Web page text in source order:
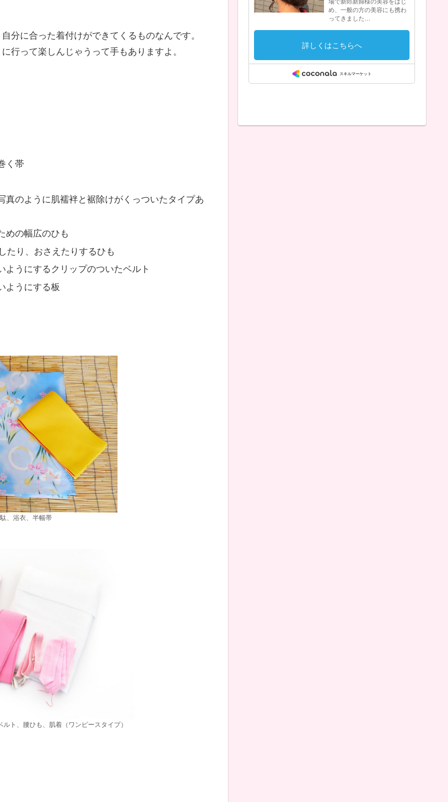
分に合った着付けができてくるものなんです。
行って楽しんじゃうって手もありますよ。
く帯
のように肌襦袢と裾除けがくっついたタイプあ
の幅広のひも
り、おさえたりするひも
うにするクリップのついたベルト
ようにする板
、浴衣、半幅帯
ト、腰ひも、肌着（ワンピースタイプ）